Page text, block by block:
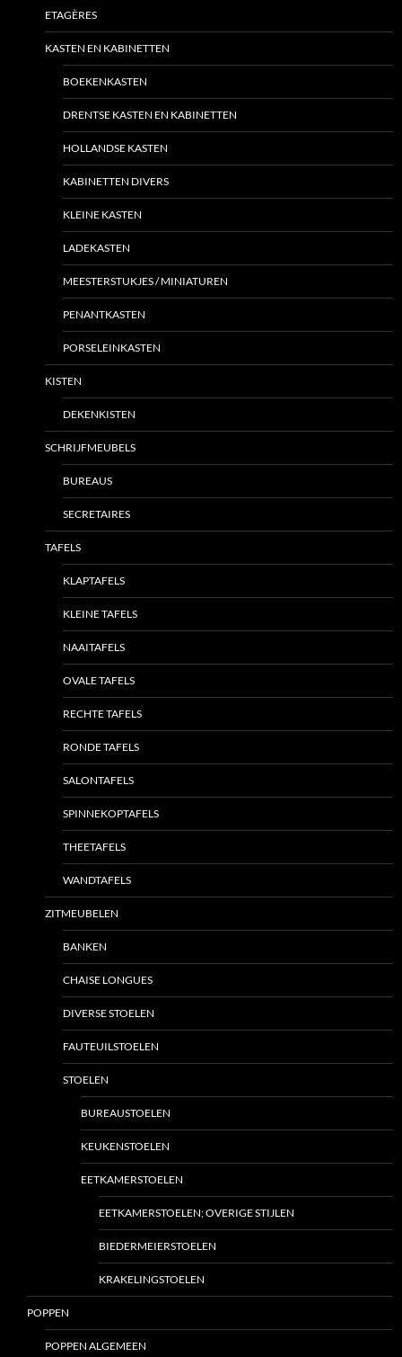
ETAGÈRES
KASTEN EN KABINETTEN
BOEKENKASTEN
DRENTSE KASTEN EN KABINETTEN
HOLLANDSE KASTEN
KABINETTEN DIVERS
KLEINE KASTEN
LADEKASTEN
MEESTERSTUKJES / MINIATUREN
PENANTKASTEN
PORSELEINKASTEN
KISTEN
DEKENKISTEN
SCHRIJFMEUBELS
BUREAUS
SECRETAIRES
TAFELS
KLAPTAFELS
KLEINE TAFELS
NAAITAFELS
OVALE TAFELS
RECHTE TAFELS
RONDE TAFELS
SALONTAFELS
SPINNEKOPTAFELS
THEETAFELS
WANDTAFELS
ZITMEUBELEN
BANKEN
CHAISE LONGUES
DIVERSE STOELEN
FAUTEUILSTOELEN
STOELEN
BUREAUSTOELEN
KEUKENSTOELEN
EETKAMERSTOELEN
EETKAMERSTOELEN; OVERIGE STIJLEN
BIEDERMEIERSTOELEN
KRAKELINGSTOELEN
POPPEN
POPPEN ALGEMEEN